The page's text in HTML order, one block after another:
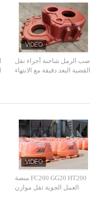
صب الرمل شاحنة أجزاء نقل
القضية البعد دقيقة مع الانتهاء
FC200 GG20 HT200 منصة
العمل الجوية ثقل موازن